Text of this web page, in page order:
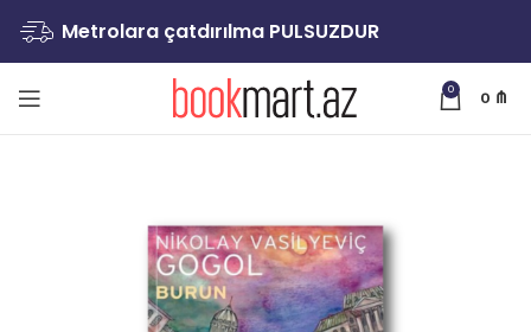
Metrolara çatdırılma PULSUZDUR
0
0 ₼